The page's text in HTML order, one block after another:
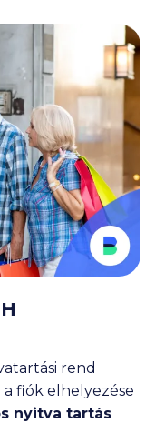
rend
fiók elhelyezése
nyitva tartás